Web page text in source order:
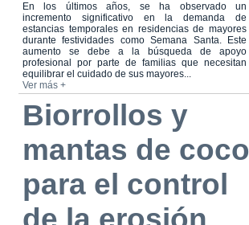
En los últimos años, se ha observado un
incremento significativo en la demanda de
estancias temporales en residencias de mayores
durante festividades como Semana Santa. Este
aumento se debe a la búsqueda de apoyo
profesional por parte de familias que necesitan
equilibrar el cuidado de sus mayores...
Ver más +
Biorrollos y
mantas de coco
para el control